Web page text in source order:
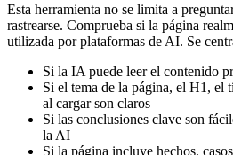
Esta herramienta no se limita a
rastrearse. Comprueba si la página
utilizada por plataformas de AI. Se
Si la IA puede leer el contenido
Si el tema de la página, el H1,
al cargar son claros
Si las conclusiones clave son
la AI
Si la página incluye hechos,